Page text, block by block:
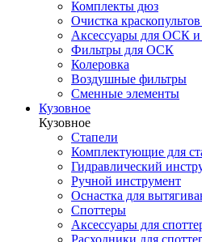
Комплекты дюз
Очистка
Аксессуары для ОСК и
Фильтры для ОСК
Колеровка
Воздушные фильтры
Сменные элементы
Кузовное
Кузовное
Стапели
Комплектующие для
Гидравлический
Ручной инструмент
Оснастка для
Споттеры
Аксессуары для
Расходники для